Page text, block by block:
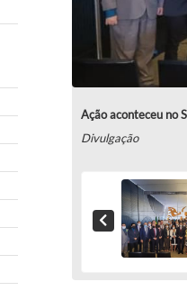
Ação aconteceu no
Divulgação